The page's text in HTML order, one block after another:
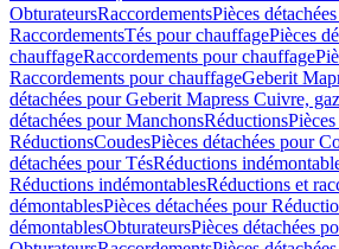
ObturateursRaccordementsPièces
RaccordementsTés pour chauffagePièces
chauffageRaccordements pour chauffage
Raccordements pour chauffageGeberit
détachées pour Geberit Mapress Cuivre, gaz
détachées pour ManchonsRéductions
RéductionsCoudesPièces détachées pour
détachées pour TésRéductions
Réductions indémontablesRéductions et
démontablesPièces détachées pour
démontablesObturateursPièces détachées